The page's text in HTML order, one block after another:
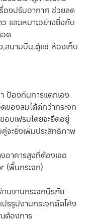
รื่องปรับอากาศ ช่วยลด
และเหมาะอย่างยิ่งกับ
ด
,สนามบิน,ตู้แช่ ห้องเก็บ
ป้องกันการแตกเอง
ของลมได้ดีกว่ากระจก
อบเฟรมโดยจะยึดอยู่
จะยิ่งเพิ่มประสิทธิภาพ
อาคารสูงที่ต้องเจอ
(พื้นกระจก)
นงานกระจกนิรภัย
รรูปงานกระจกดัดโค้ง
ต้องการ